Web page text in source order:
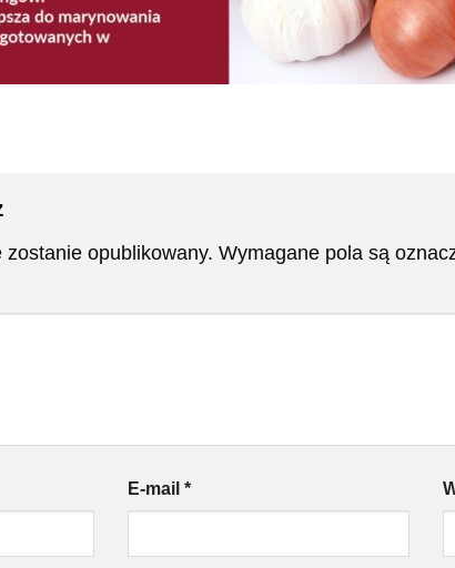
opublikowany. Wymagane pola są
E-mail*